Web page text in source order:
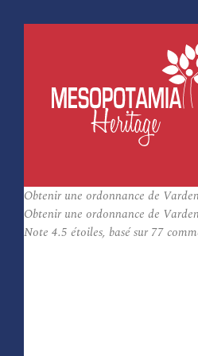
Obtenir une ordonnance de
Obtenir une ordonnance de
Note 4.5 étoiles, basé sur 77